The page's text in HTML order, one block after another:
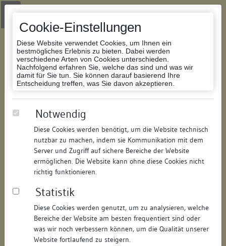
Cookie-Einstellungen
Diese Website verwendet Cookies, um Ihnen ein
bestmögliches Erlebnis zu bieten. Dabei werden
verschiedene Arten von Cookies unterschieden.
Nachfolgend erfahren Sie, welche das sind und was wir
damit für Sie tun. Sie können darauf basierend Ihre
Entscheidung treffen, was Sie davon akzeptieren.
Notwendig
Diese Cookies werden benötigt, um die Website technisch
nutzbar zu machen, indem sie Kommunikation mit dem
Server und Zugriff auf sichere Bereiche der Website
ermöglichen. Die Website kann ohne diese Cookies nicht
richtig funktionieren.
Statistik
Diese Cookies werden genutzt, um zu analysieren, welche
Bereiche der Website am besten frequentiert sind oder
was wir noch verbessern können, um die Qualität unserer
Website fortlaufend zu steigern.
Zur Navigation springen
Zum Inhalt der Website springen
Datenbank Bauforschung/Restaurierung
Lateinschule
291319089068/ Datum: 12.03.2009
Datenbestand:
Bauforschung und Restaurierung
Objektdaten
Straße: Kirchstraße